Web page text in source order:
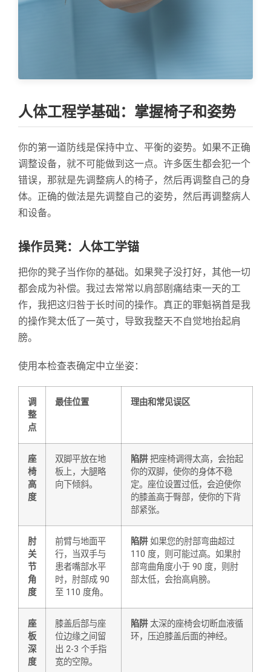
人体工程学基础：掌握椅子和姿势
你的第一道防线是保持中立、平衡的姿势。如果不正确
调整设备，就不可能做到这一点。许多医生都会犯一个
错误，那就是先调整病人的椅子，然后再调整自己的身
体。正确的做法是先调整自己的姿势，然后再调整病人
和设备。
操作员凳：人体工学锚
把你的凳子当作你的基础。如果凳子没打好，其他一切
都会成为补偿。我过去常常以肩部剧痛结束一天的工
作，我把这归咎于长时间的操作。真正的罪魁祸首是我
的操作凳太低了一英寸，导致我整天不自觉地抬起肩
膀。
使用本检查表确定中立坐姿：
调
整
点
最佳位置 理由和常见误区
座
椅
高
度
双脚平放在地
板上，大腿略
向下倾斜。
陷阱把座椅调得太高，会抬起
你的双脚，使你的身体不稳
定。座位设置过低，会迫使你
的膝盖高于臀部，使你的下背
部紧张。
肘
关
节
角
度
前臂与地面平
行，当双手与
患者嘴部水平
时，肘部成 90
至 110 度角。
陷阱如果您的肘部弯曲超过
110 度，则可能过高。如果肘
部弯曲角度小于 90 度，则肘
部太低，会抬高肩膀。
座
板
深
度
膝盖后部与座
位边缘之间留
出 2-3 个手指
宽的空隙。
陷阱太深的座椅会切断血液循
环，压迫膝盖后面的神经。